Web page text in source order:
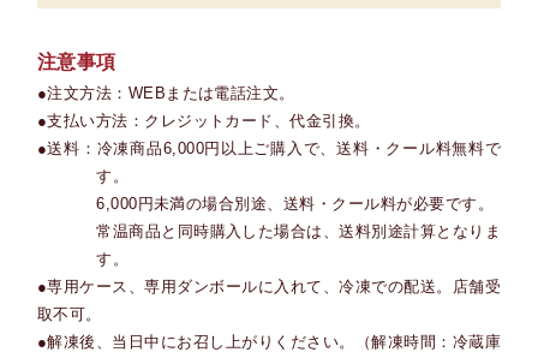
注意事項
●注文方法：WEBまたは電話注文。
●支払い方法：クレジットカード、代金引換。
●送料：冷凍商品6,000円以上ご購入で、送料・クール料無料で
す。
6,000円未満の場合別途、送料・クール料が必要です。
常温商品と同時購入した場合は、送料別途計算となりま
す。
●専用ケース、専用ダンボールに入れて、冷凍での配送。店舗受
取不可。
●解凍後、当日中にお召し上がりください。（解凍時間：冷蔵庫